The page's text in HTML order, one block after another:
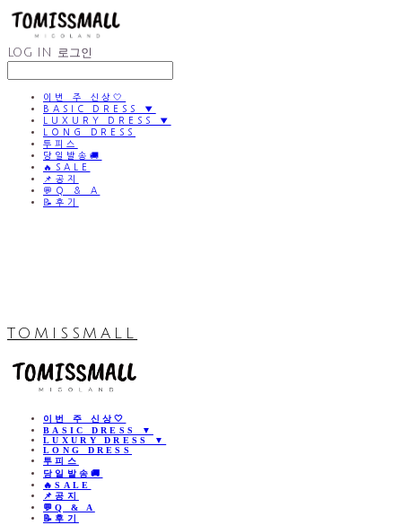
LOG IN 로그인
이번 주 신상🤍
BASIC DRESS ▼
LUXURY DRESS ▼
LONG DRESS
투피스
당일발송🚚
🔥SALE
📌공지
💬Q & A
📝후기
TOMISSMALL
이번 주 신상🤍
BASIC DRESS ▼
LUXURY DRESS ▼
LONG DRESS
투피스
당일발송🚚
🔥SALE
📌공지
💬Q & A
📝후기